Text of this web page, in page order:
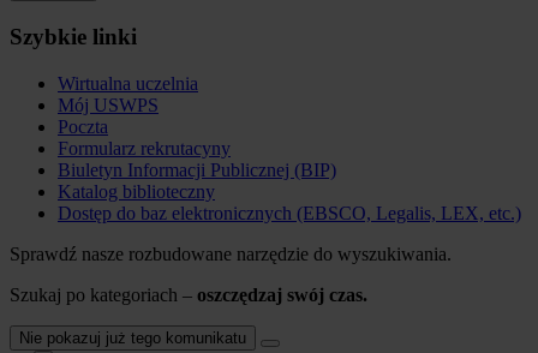
Szybkie linki
Wirtualna uczelnia
Mój USWPS
Poczta
Formularz rekrutacyny
Biuletyn Informacji Publicznej (BIP)
Katalog biblioteczny
Dostęp do baz elektronicznych (EBSCO, Legalis, LEX, etc.)
Sprawdź nasze rozbudowane narzędzie do wyszukiwania.
Szukaj po kategoriach – oszczędzaj swój czas.
Nie pokazuj już tego komunikatu